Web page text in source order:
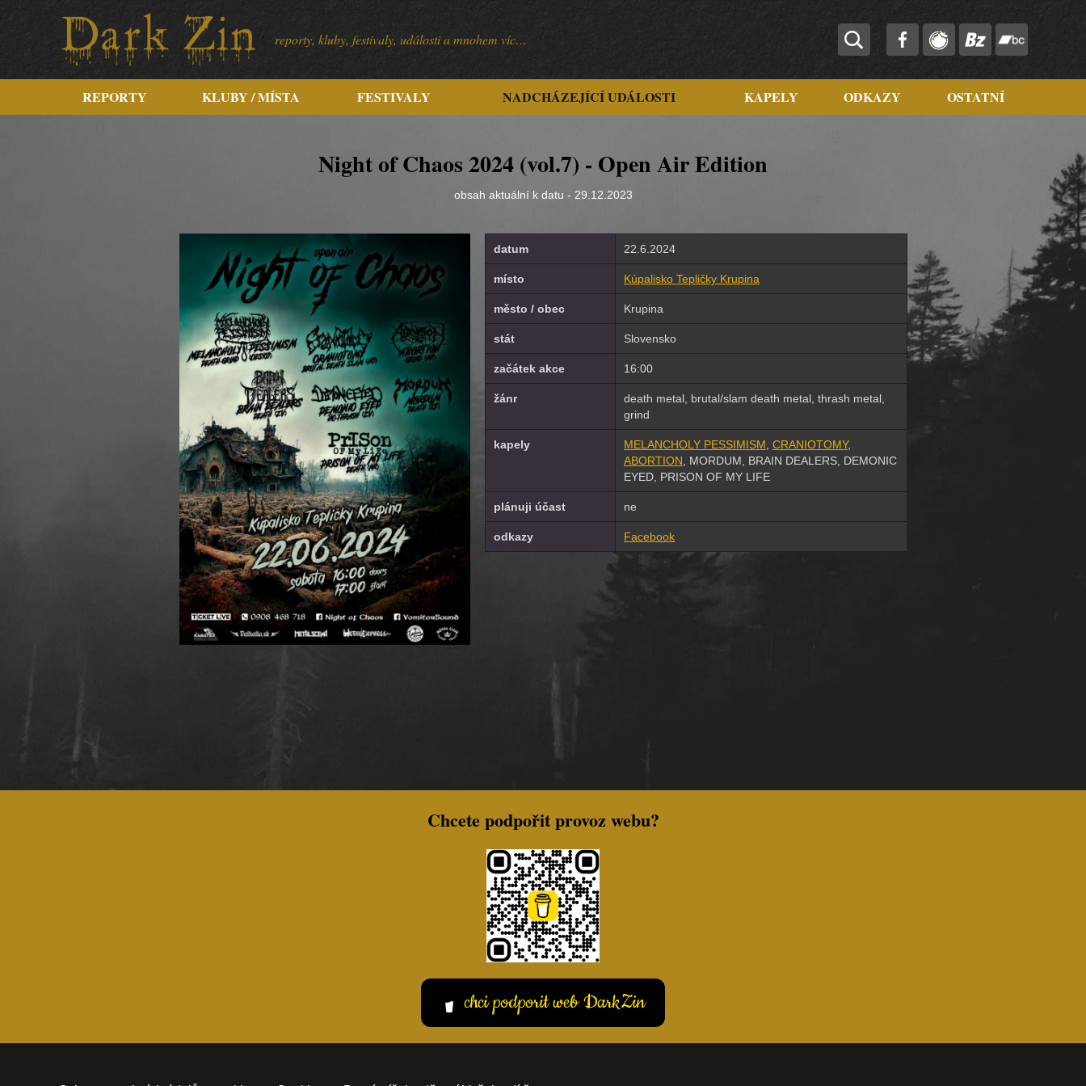
reporty, kluby, festivaly, události a mnohem víc…
REPORTY KLUBY / MÍSTA FESTIVALY NADCHÁZEJÍCÍ UDÁLOSTI KAPELY ODKAZY OSTATNÍ
Night of Chaos 2024 (vol.7) - Open Air Edition
obsah aktuální k datu - 29.12.2023
datum 22.6.2024
místo Kúpalisko Tepličky Krupina
město / obec Krupina
stát Slovensko
začátek akce 16:00
žánr
death metal, brutal/slam death metal, thrash metal,
grind
kapely MELANCHOLY PESSIMISM CRANIOTOMY,
ABORTION , MORDUM, BRAIN DEALERS, DEMONIC
EYED, PRISON OF MY LIFE
plánuji účast ne
odkazy Facebook
Chcete podpořit provoz webu?
chci podporit web DarkZin